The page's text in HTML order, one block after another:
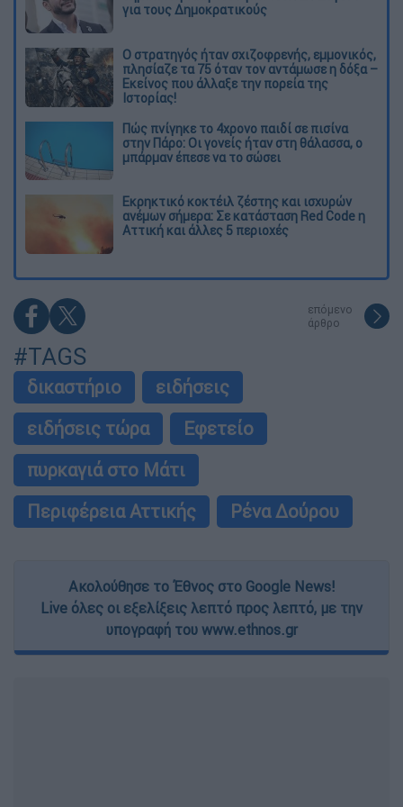
για τους Δημοκρατικούς
O στρατηγός ήταν σχιζοφρενής, εμμονικός,
πλησίαζε τα 75 όταν τον αντάμωσε η δόξα –
Εκείνος που άλλαξε την πορεία της
Ιστορίας!
Πώς πνίγηκε το 4χρονο παιδί σε πισίνα
στην Πάρο: Οι γονείς ήταν στη θάλασσα, ο
μπάρμαν έπεσε να το σώσει
Εκρηκτικό κοκτέιλ ζέστης και ισχυρών
ανέμων σήμερα: Σε κατάσταση Red Code η
Αττική και άλλες 5 περιοχές
επόμενο
άρθρο
#TAGS
δικαστήριο
ειδήσεις
ειδήσεις τώρα
Εφετείο
πυρκαγιά στο Μάτι
Περιφέρεια Αττικής
Ρένα Δούρου
Ακολούθησε το Έθνος στο Google News!
Live όλες οι εξελίξεις λεπτό προς λεπτό, με την
υπογραφή του www.ethnos.gr